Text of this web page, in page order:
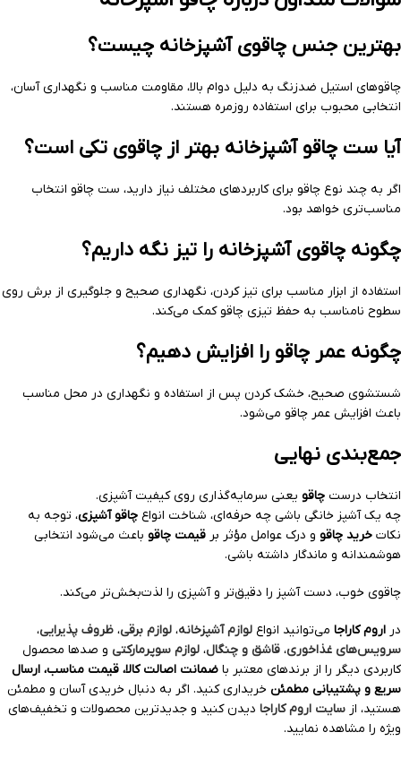
بهترین جنس چاقوی آشپزخانه چیست؟
چاقوهای استیل ضدزنگ به دلیل دوام بالا، مقاومت مناسب و نگهداری آسان،
انتخابی محبوب برای استفاده روزمره هستند.
آیا ست چاقو آشپزخانه بهتر از چاقوی تکی است؟
اگر به چند نوع چاقو برای کاربردهای مختلف نیاز دارید، ست چاقو انتخاب
مناسب‌تری خواهد بود.
چگونه چاقوی آشپزخانه را تیز نگه داریم؟
استفاده از ابزار مناسب برای تیز کردن، نگهداری صحیح و جلوگیری از برش روی
سطوح نامناسب به حفظ تیزی چاقو کمک می‌کند.
چگونه عمر چاقو را افزایش دهیم؟
شستشوی صحیح، خشک کردن پس از استفاده و نگهداری در محل مناسب
باعث افزایش عمر چاقو می‌شود.
جمع‌بندی نهایی
انتخاب درست چاقو یعنی سرمایه‌گذاری روی کیفیت آشپزی.
چه یک آشپز خانگی باشی چه حرفه‌ای، شناخت انواع چاقو آشپزی، توجه به
نکات خرید چاقو و درک عوامل مؤثر بر قیمت چاقو باعث می‌شود انتخابی
هوشمندانه و ماندگار داشته باشی.
چاقوی خوب، دست آشپز را دقیق‌تر و آشپزی را لذت‌بخش‌تر می‌کند.
در اروم کاراجا می‌توانید انواع لوازم آشپزخانه، لوازم برقی، ظروف پذیرایی،
سرویس‌های غذاخوری، قاشق و چنگال، لوازم سوپرمارکتی و صدها محصول
کاربردی دیگر را از برندهای معتبر با ضمانت اصالت کالا، قیمت مناسب، ارسال
سریع و پشتیبانی مطمئن خریداری کنید. اگر به دنبال خریدی آسان و مطمئن
هستید، از سایت اروم کاراجا دیدن کنید و جدیدترین محصولات و تخفیف‌های
ویژه را مشاهده نمایید.